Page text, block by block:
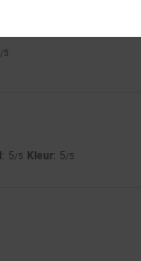
/5
: 5/5 Kleur: 5/5